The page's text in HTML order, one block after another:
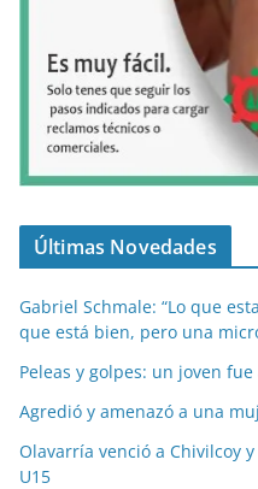
Últimas Novedades
Gabriel Schmale: “Lo que
que está bien, pero una
Peleas y golpes: un joven
Agredió y amenazó a una
Olavarría venció a Chivilcoy
U15